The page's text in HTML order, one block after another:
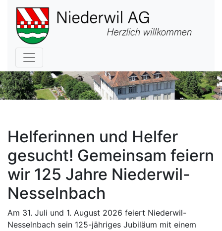
Hauptnavigation
Helferinnen und Helfer
gesucht! Gemeinsam feiern
wir 125 Jahre Niederwil-
Nesselnbach
Am 31. Juli und 1. August 2026 feiert Niederwil-
Nesselnbach sein 125-jähriges Jubiläum mit einem